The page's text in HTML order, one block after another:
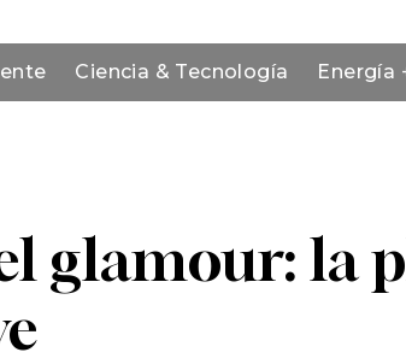
Ciencia & Tecnología Energía
glamour: la